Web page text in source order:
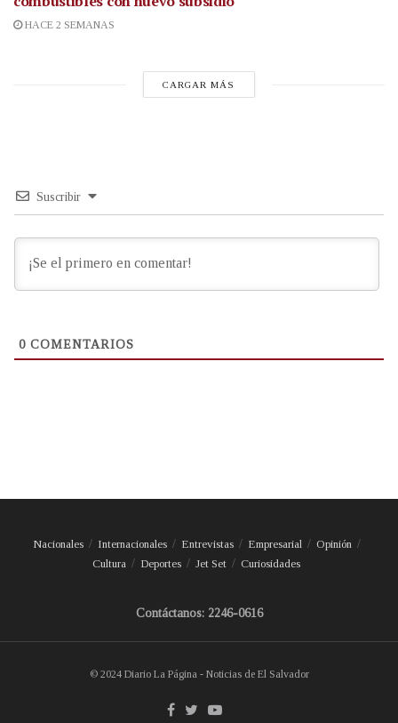
HACE 2 SEMANAS
CARGAR MÁS
Suscribir
0 COMENTARIOS
Nacionales Internacionales Entrevistas Empresarial
Opinión
Cultura
Deportes Jet Set Curiosidades
Contáctanos: 2246-0616
© 2024 Diario La Página - Noticias de El Salvador